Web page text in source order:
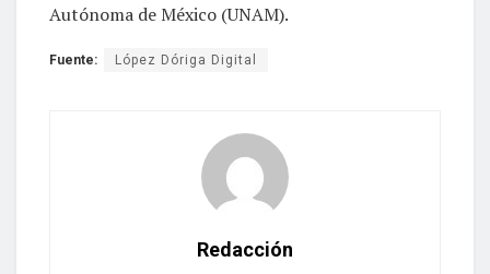
Autónoma de México (UNAM).
Fuente: López Dóriga Digital
Redacción